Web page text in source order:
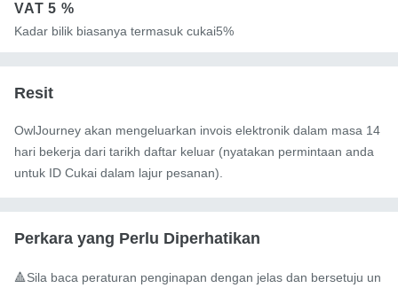
VAT5 %
Kadar bilik biasanya termasuk cukai5%
Resit
OwlJourney akan mengeluarkan invois elektronik dalam masa 14
hari bekerja dari tarikh daftar keluar (nyatakan permintaan anda
untuk ID Cukai dalam lajur pesanan).
Perkara yang Perlu Diperhatikan
🔺Sila baca peraturan penginapan dengan jelas dan bersetuju un